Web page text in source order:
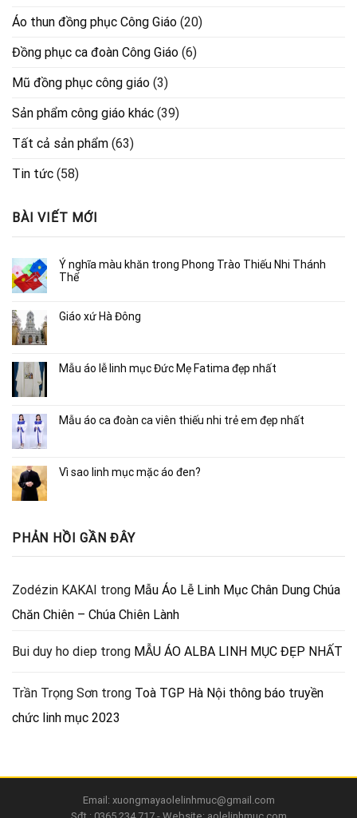
Áo thun đồng phục Công Giáo (20)
Đồng phục ca đoàn Công Giáo (6)
Mũ đồng phục công giáo (3)
Sản phẩm công giáo khác (39)
Tất cả sản phẩm (63)
Tin tức (58)
BÀI VIẾT MỚI
Ý nghĩa màu khăn trong Phong Trào Thiếu Nhi Thánh
Thể
Giáo xứ Hà Đông
Mẫu áo lễ linh mục Đức Mẹ Fatima đẹp nhất
Mẫu áo ca đoàn ca viên thiếu nhi trẻ em đẹp nhất
Vì sao linh mục mặc áo đen?
PHẢN HỒI GẦN ĐÂY
Zodézin KAKAI trong Mẫu Áo Lễ Linh Mục Chân Dung Chúa
Chăn Chiên – Chúa Chiên Lành
Bui duy ho diep trong MẪU ÁO ALBA LINH MỤC ĐẸP NHẤT
Trần Trọng Sơn trong Toà TGP Hà Nội thông báo truyền
chức linh mục 2023
Email: xuongmayaolelinhmuc@gmail.com